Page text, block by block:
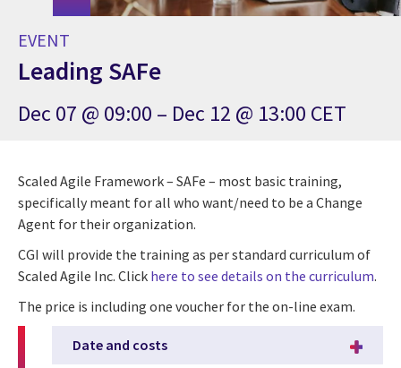
EVENT
Leading SAFe
Dec 07 @ 09:00 – Dec 12 @ 13:00 CET
Scaled Agile Framework – SAFe – most basic training,
specifically meant for all who want/need to be a Change
Agent for their organization.
CGI will provide the training as per standard curriculum of
Scaled Agile Inc. Click here to see details on the curriculum.
The price is including one voucher for the on-line exam.
Date and costs